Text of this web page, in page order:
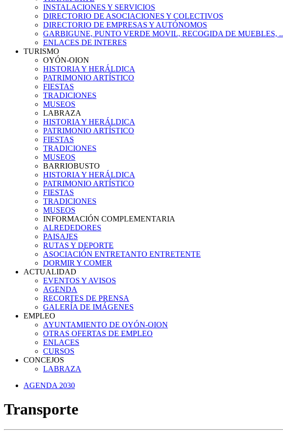
INSTALACIONES Y SERVICIOS
DIRECTORIO DE ASOCIACIONES Y COLECTIVOS
DIRECTORIO DE EMPRESAS Y AUTÓNOMOS
GARBIGUNE, PUNTO VERDE MOVIL, RECOGIDA DE MUEBLES, ..
ENLACES DE INTERES
TURISMO
OYÓN-OION
HISTORIA Y HERÁLDICA
PATRIMONIO ARTÍSTICO
FIESTAS
TRADICIONES
MUSEOS
LABRAZA
HISTORIA Y HERÁLDICA
PATRIMONIO ARTÍSTICO
FIESTAS
TRADICIONES
MUSEOS
BARRIOBUSTO
HISTORIA Y HERÁLDICA
PATRIMONIO ARTÍSTICO
FIESTAS
TRADICIONES
MUSEOS
INFORMACIÓN COMPLEMENTARIA
ALREDEDORES
PAISAJES
RUTAS Y DEPORTE
ASOCIACIÓN ENTRETANTO ENTRETENTE
DORMIR Y COMER
ACTUALIDAD
EVENTOS Y AVISOS
AGENDA
RECORTES DE PRENSA
GALERÍA DE IMÁGENES
EMPLEO
AYUNTAMIENTO DE OYÓN-OION
OTRAS OFERTAS DE EMPLEO
ENLACES
CURSOS
CONCEJOS
LABRAZA
AGENDA 2030
Transporte